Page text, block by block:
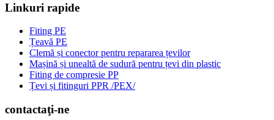
Linkuri rapide
Fiting PE
Țeavă PE
Clemă și conector pentru repararea țevilor
Mașină și unealtă de sudură pentru țevi din plastic
Fiting de compresie PP
Țevi și fitinguri PPR /PEX/
contactaţi-ne